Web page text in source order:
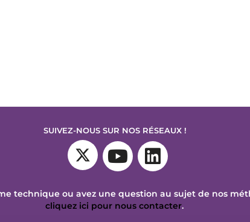
SUIVEZ-NOUS SUR NOS RÉSEAUX !
technique ou avez une question au sujet de nos
cliquez ici pour nous contacter.